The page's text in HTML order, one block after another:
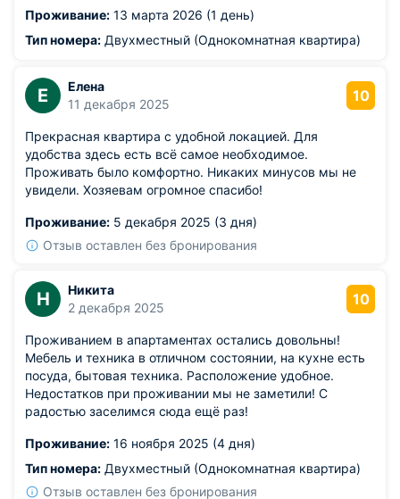
Проживание: 13 марта 2026 (1 день)
Тип номера: Двухместный (Однокомнатная квартира)
Е
Елена
11 декабря 2025
10
Прекрасная квартира с удобной локацией. Для
удобства здесь есть всё самое необходимое.
Проживать было комфортно. Никаких минусов мы не
увидели. Хозяевам огромное спасибо!
Проживание: 5 декабря 2025 (3 дня)
Отзыв оставлен без бронирования
Н
Никита
2 декабря 2025
10
Проживанием в апартаментах остались довольны!
Мебель и техника в отличном состоянии, на кухне есть
посуда, бытовая техника. Расположение удобное.
Недостатков при проживании мы не заметили! С
радостью заселимся сюда ещё раз!
Проживание: 16 ноября 2025 (4 дня)
Тип номера: Двухместный (Однокомнатная квартира)
Отзыв оставлен без бронирования